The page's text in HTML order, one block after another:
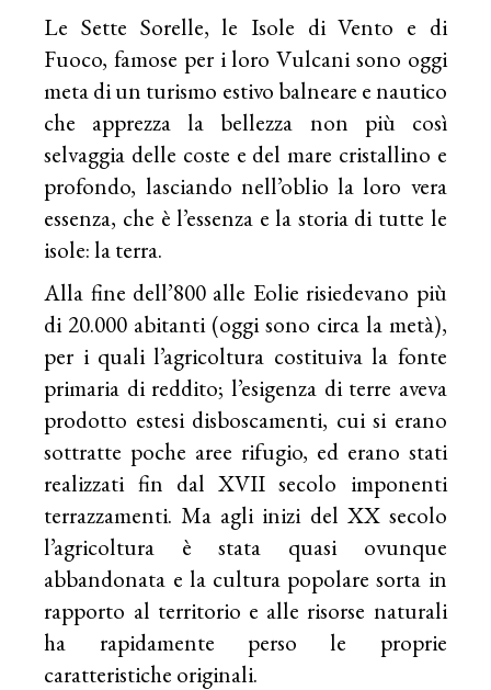
Le Sette Sorelle, le Isole di Vento e di
Fuoco, famose per i loro Vulcani sono oggi
meta di un turismo estivo balneare e nautico
che apprezza la bellezza non più così
selvaggia delle coste e del mare cristallino e
profondo, lasciando nell’oblio la loro vera
essenza, che è l’essenza e la storia di tutte le
isole: la terra.
Alla fine dell’800 alle Eolie risiedevano più
di 20.000 abitanti (oggi sono circa la metà),
per i quali l’agricoltura costituiva la fonte
primaria di reddito; l’esigenza di terre aveva
prodotto estesi disboscamenti, cui si erano
sottratte poche aree rifugio, ed erano stati
realizzati fin dal XVII secolo imponenti
terrazzamenti. Ma agli inizi del XX secolo
l’agricoltura è stata quasi ovunque
abbandonata e la cultura popolare sorta in
rapporto al territorio e alle risorse naturali
ha rapidamente perso le proprie
caratteristiche originali.